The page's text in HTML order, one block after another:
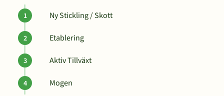
Ny Stickling / Skott
Etablering
Aktiv Tillväxt
Mogen